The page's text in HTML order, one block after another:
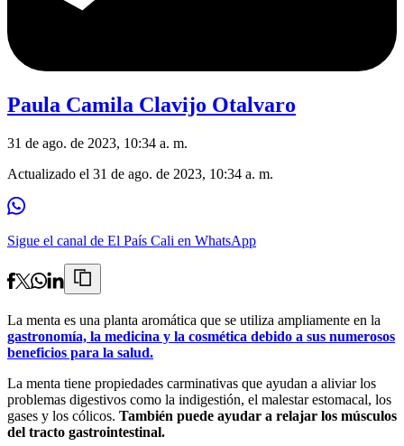
Paula Camila Clavijo Otalvaro
31 de ago. de 2023, 10:34 a. m.
Actualizado el 31 de ago. de 2023, 10:34 a. m.
Sigue el canal de El País Cali en WhatsApp
La menta es una planta aromática que se utiliza ampliamente en la
gastronomía, la medicina y la cosmética debido a sus numerosos
beneficios para la salud.
La menta tiene propiedades carminativas que ayudan a aliviar los
problemas digestivos como la indigestión, el malestar estomacal, los
gases y los cólicos. También puede ayudar a relajar los músculos
del tracto gastrointestinal.